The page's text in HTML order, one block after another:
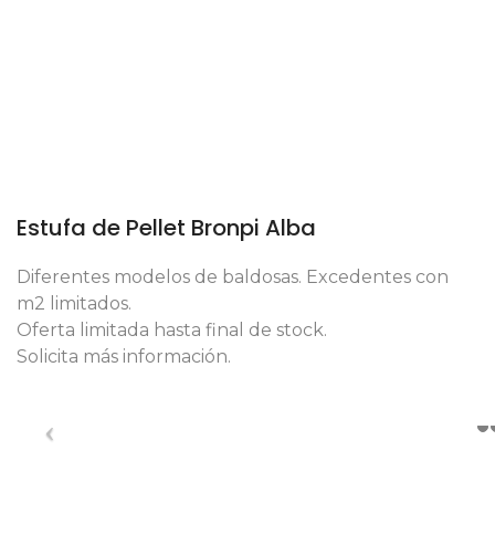
Estufa de Pellet Bronpi Alba
Diferentes modelos de baldosas. Excedentes con
m2 limitados.
Oferta limitada hasta final de stock.
Solicita más información.